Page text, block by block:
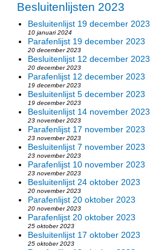
Besluitenlijsten 2023
Besluitenlijst 19 december 2023
10 januari 2024
Parafenlijst 19 december 2023
20 december 2023
Besluitenlijst 12 december 2023
20 december 2023
Parafenlijst 12 december 2023
19 december 2023
Besluitenlijst 5 december 2023
19 december 2023
Besluitenlijst 14 november 2023
23 november 2023
Parafenlijst 17 november 2023
23 november 2023
Besluitenlijst 7 november 2023
23 november 2023
Parafenlijst 10 november 2023
23 november 2023
Besluitenlijst 24 oktober 2023
20 november 2023
Parafenlijst 20 oktober 2023
20 november 2023
Parafenlijst 20 oktober 2023
25 oktober 2023
Besluitenlijst 17 oktober 2023
25 oktober 2023